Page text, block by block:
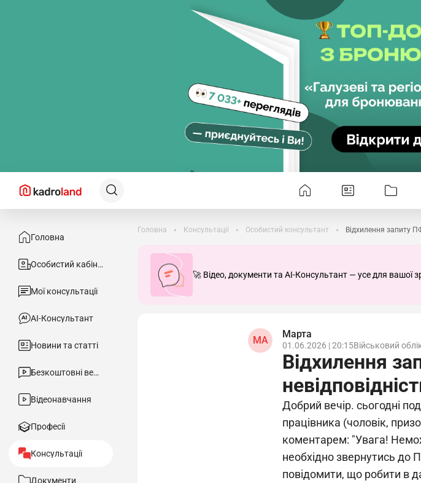
Головна
Особистий кабінет
Мої консультації
АІ-Консультант
Новини та статті
Безкоштовні вебінари
Відеонавчання
Професії
Консультації
Документи
Головна Консультації Особистий консультант Відхилення запиту
🚀 Відео, документи та AI-Консультант — усе для вашої
МА
Марта
01.06.2026 | 20:15Військовий
Відхилення
Добрий вечір. сьогодні
працівника (чоловік,
коментарем: "Увага!
необхідно звернутись до
повідомити, що робити в